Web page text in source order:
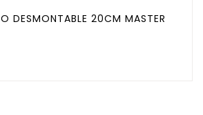
DESMONTABLE 20CM MASTER